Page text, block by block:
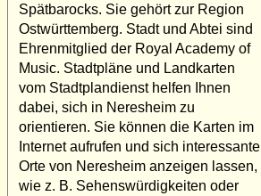
Spätbarocks. Sie gehört zur Region
Ostwürttemberg. Stadt und Abtei sind
Ehrenmitglied der Royal Academy of
Music. Stadtpläne und Landkarten
vom Stadtplandienst helfen Ihnen
dabei, sich in Neresheim zu
orientieren. Sie können die Karten im
Internet aufrufen und sich interessante
Orte von Neresheim anzeigen lassen,
wie z. B. Sehenswürdigkeiten oder